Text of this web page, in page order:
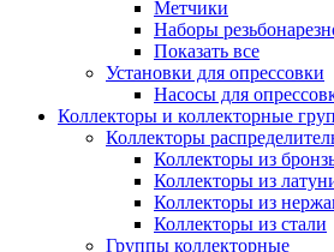
Метчики
Наборы
Показать все
Установки для опрессовки
Насосы для
Коллекторы и коллекторные
Коллекторы
Коллекторы из
Коллекторы из
Коллекторы из
Коллекторы из стали
Группы коллекторные